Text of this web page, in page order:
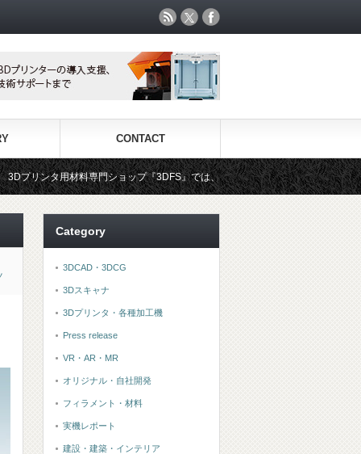
CONTACT
専門ショップ『3DFS』では、世界中から選りすぐりの3Dプリンタ用材料をお手
Category
3DCAD・3DCG
3Dスキャナ
3Dプリンタ・各種加工機
Press release
VR・AR・MR
オリジナル・自社開発
フィラメント・材料
実機レポート
建設・建築・インテリア